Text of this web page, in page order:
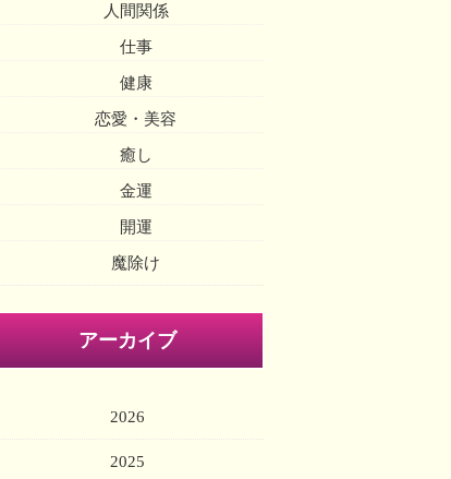
人間関係
仕事
健康
恋愛・美容
癒し
金運
開運
魔除け
アーカイブ
2026
2025